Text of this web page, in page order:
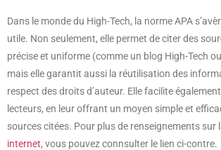
Dans le monde du High-Tech, la norme APA
utile. Non seulement, elle permet de citer des
précise et uniforme (comme un blog High-Tech
mais elle garantit aussi la réutilisation des
respect des droits d’auteur. Elle facilite
lecteurs, en leur offrant un moyen simple et
sources citées. Pour plus de renseignements sur
internet, vous pouvez connsulter le lien ci-contre.